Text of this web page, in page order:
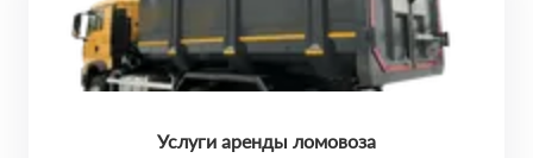
Услуги аренды ломовоза